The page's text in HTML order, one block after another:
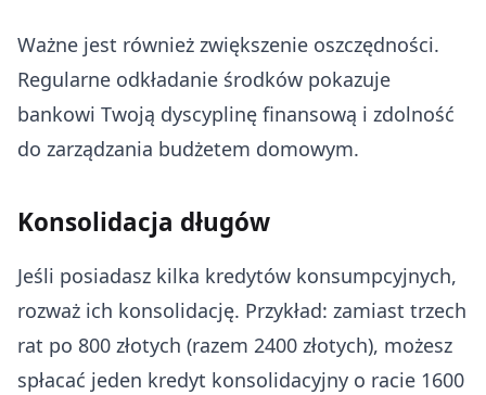
Ważne jest również zwiększenie oszczędności.
Regularne odkładanie środków pokazuje
bankowi Twoją dyscyplinę finansową i zdolność
do zarządzania budżetem domowym.
Konsolidacja długów
Jeśli posiadasz kilka kredytów konsumpcyjnych,
rozważ ich konsolidację. Przykład: zamiast trzech
rat po 800 złotych (razem 2400 złotych), możesz
spłacać jeden kredyt konsolidacyjny o racie 1600